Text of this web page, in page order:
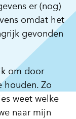
er (nog)
omdat het
gevonden
om door
houden. Zo
weet welke
naar mijn